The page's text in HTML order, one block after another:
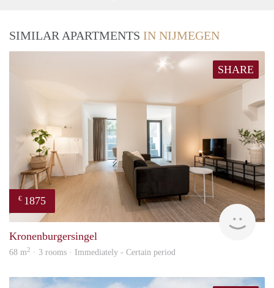
SIMILAR APARTMENTS IN NIJMEGEN
SHARE
€ 1875
Next
Kronenburgersingel
68 m2 · 3 rooms · Immediately - Certain period